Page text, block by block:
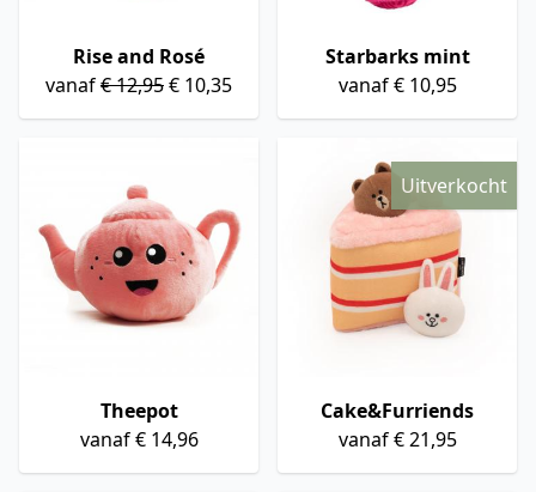
Rise and Rosé
vanaf€ 12,95€ 10,35
Starbarks mint
vanaf € 10,95
Theepot
vanaf € 14,96
Cake&Furriends
vanaf € 21,95
Uitverkocht